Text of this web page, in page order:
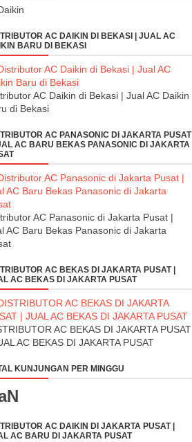
AC DAIKIN DI BEKASI | JUAL AC
BARU DI BEKASI
AC Daikin di Bekasi | Jual AC Daikin
di Bekasi
AC PANASONIC DI JAKARTA PUSAT
AC BARU BEKAS PANASONIC DI JAKARTA
AC Panasonic di Jakarta Pusat |
AC Baru Bekas Panasonic di Jakarta
AC BEKAS DI JAKARTA PUSAT |
AC BEKAS DI JAKARTA PUSAT
AC BEKAS DI JAKARTA PUSAT
AC BEKAS DI JAKARTA PUSAT
KUNJUNGAN PER MINGGU
AC DAIKIN DI JAKARTA PUSAT |
AC BARU DI JAKARTA PUSAT